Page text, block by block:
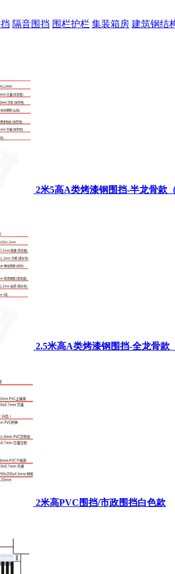
隔音围挡 围栏护栏 集装箱房 建筑钢结
2米5高A类烤漆钢围挡-半龙骨款
2.5米高A类烤漆钢围挡-全龙骨款
2米高PVC围挡/市政围挡白色款